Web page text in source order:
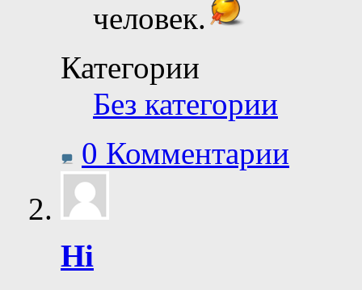
человек.
Категории
Без категории
0 Комментарии
Hi